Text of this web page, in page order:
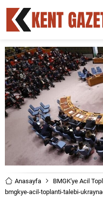
Anasayfa
BMGK'ye Acil
bmgkye-acil-toplanti-talebi-